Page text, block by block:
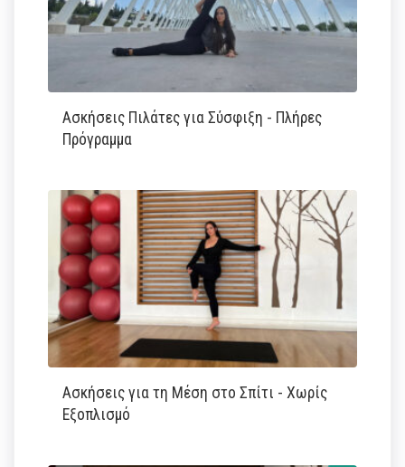
Ασκήσεις Πιλάτες για Σύσφιξη - Πλήρες
Πρόγραμμα
Ασκήσεις για τη Μέση στο Σπίτι - Χωρίς
Εξοπλισμό